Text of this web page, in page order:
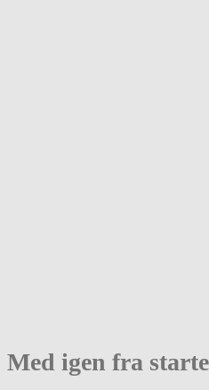
Med igen fra